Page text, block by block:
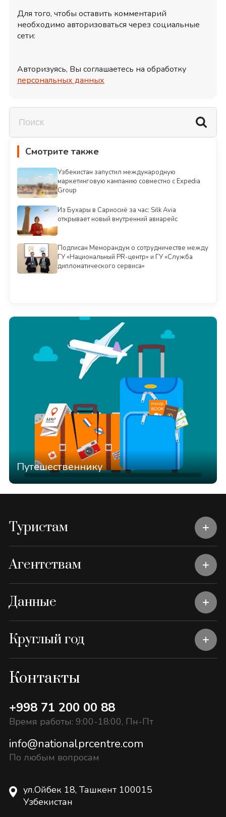
Для того, чтобы оставить комментарий
необходимо авторизоваться через социальные
сети:
Авторизуясь, Вы соглашаетесь на обработку
персональных данных
Смотрите также
Узбекистан запустил международную
маркетинговую кампанию совместно с Expedia
Group
Из Бухары в Сариосиё за час: Silk Avia
открывает новый внутренний авиарейс
Подписан Меморандум о сотрудничестве между
ГУ «Национальный PR-центр» и ГУ «Служба
дипломатического сервиса»
Путешественнику
Туристам
Агентствам
Данные
Круглый год
Контакты
+998 71 200 00 88
Время работы: 9:00-18:00, Пн-Пт
info@nationalprcentre.com
По любым вопросам
ул.Ойбек 18, Ташкент 100015
Узбекистан